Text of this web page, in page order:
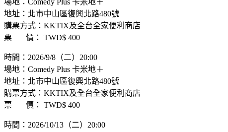
場地：Comedy Plus 卡米地＋
地址：北市中山區復興北路480號
購票方式：KKTIX及全台全家便利商店
票 價： TWD$ 400
時間：2026/9/8（二）20:00
場地：Comedy Plus 卡米地＋
地址：北市中山區復興北路480號
購票方式：KKTIX及全台全家便利商店
票 價： TWD$ 400
時間：2026/10/13（二）20:00